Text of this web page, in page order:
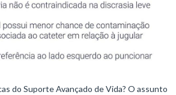
do Suporte Avançado de Vida? O assunto